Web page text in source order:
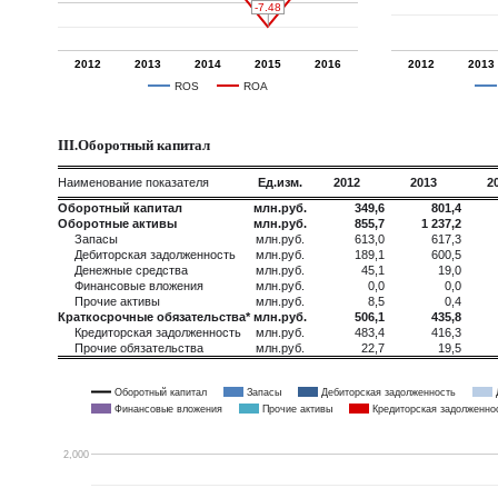
ROS ROA
2012 2013 2014 2015 2016
-7.48
-7.48
2012 2013
III.Оборотный капитал
Наименование показателя Ед.изм. 2012 2013
Оборотный капитал
млн.руб. 349,6 801,4
Оборотные активы
млн.руб. 855,7 1 237,2
Запасы
млн.руб. 613,0 617,3
Дебиторская задолженность
млн.руб. 189,1 600,5
Денежные средства
млн.руб. 45,1 19,0
Финансовые вложения
млн.руб. 0,0 0,0
Прочие активы
млн.руб. 8,5 0,4
Краткосрочные обязательства* млн.руб. 506,1 435,8
Кредиторская задолженность
млн.руб. 483,4 416,3
Прочие обязательства
млн.руб. 22,7 19,5
Оборотный капитал Запасы Дебиторская задолженность
Финансовые вложения
Прочие активы Кредиторская
2,000